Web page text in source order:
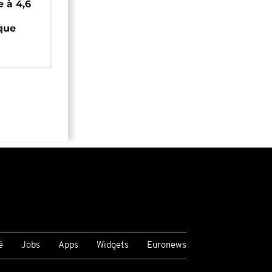
à 4,6
Jobs Apps Widgets Euronews